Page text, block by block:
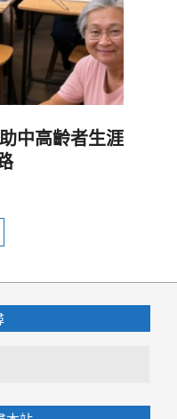
中高齡者生涯